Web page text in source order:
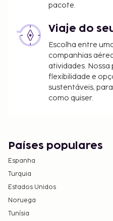
por adulto e 10 USD por criança (valores
Tarifa de transporte
pessoa (só ida)
Tarifa de transporte
USD (só ida), (dos 1
A lista anterior pode não
os depósitos podem não
alojamento poderá
a documentação
contacte o
incluídos na sua
alojamento poderá
mesmo se decidir
as diligências
pacote.
Viaje do
Escolha entre
companhias
atividades.
flexibilidade e
sustentáveis,
como quiser.
Países populares
Espanha
Turquia
Estados Unidos
Noruega
Tunísia